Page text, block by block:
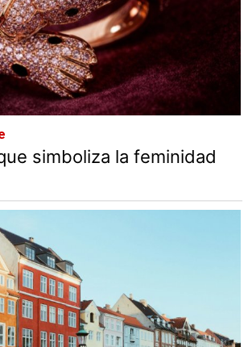
simboliza la feminidad